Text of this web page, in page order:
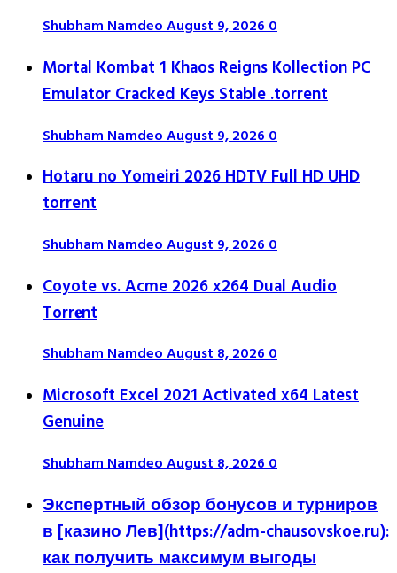
Shubham NamdeoAugust 9, 20260
Mortal Kombat 1 Khaos Reigns Kollection PC
Emulator Cracked Keys Stable .torrent
Shubham NamdeoAugust 9, 20260
Hotaru no Yomeiri 2026 HDTV Full HD UHD
torrent
Shubham NamdeoAugust 9, 20260
Coyote vs. Acme 2026 x264 Dual Audio
Torr𝐞nt
Shubham NamdeoAugust 8, 20260
Microsoft Excel 2021 Activated x64 Latest
Genuine
Shubham NamdeoAugust 8, 20260
Экспертный обзор бонусов и турниров
в [казино Лев](https://adm-chausovskoe.ru):
как получить максимум выгоды